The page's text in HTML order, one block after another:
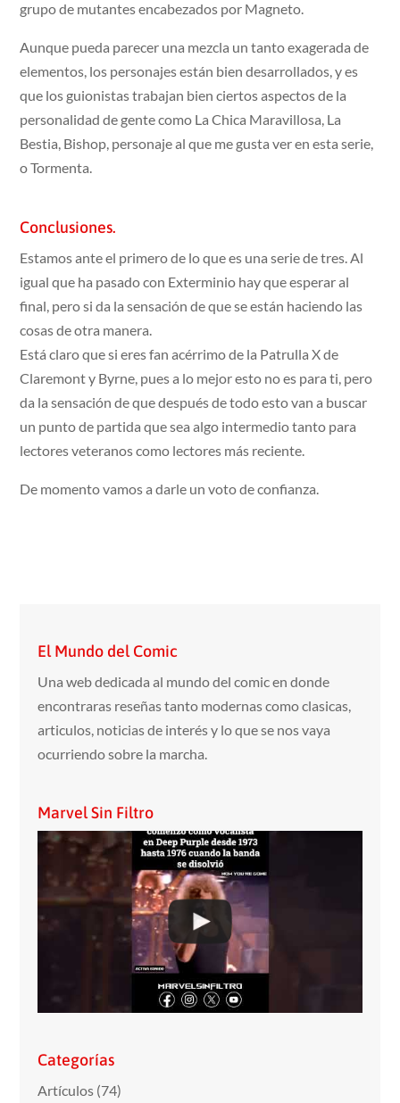
grupo de mutantes encabezados por Magneto.
Aunque pueda parecer una mezcla un tanto exagerada de
elementos, los personajes están bien desarrollados, y es
que los guionistas trabajan bien ciertos aspectos de la
personalidad de gente como La Chica Maravillosa, La
Bestia, Bishop, personaje al que me gusta ver en esta serie,
o Tormenta.
Conclusiones.
Estamos ante el primero de lo que es una serie de tres. Al
igual que ha pasado con Exterminio hay que esperar al
final, pero si da la sensación de que se están haciendo las
cosas de otra manera.
Está claro que si eres fan acérrimo de la Patrulla X de
Claremont y Byrne, pues a lo mejor esto no es para ti, pero
da la sensación de que después de todo esto van a buscar
un punto de partida que sea algo intermedio tanto para
lectores veteranos como lectores más reciente.
De momento vamos a darle un voto de confianza.
El Mundo del Comic
Una web dedicada al mundo del comic en donde
encontraras reseñas tanto modernas como clasicas,
articulos, noticias de interés y lo que se nos vaya
ocurriendo sobre la marcha.
Marvel Sin Filtro
Categorías
Artículos (74)